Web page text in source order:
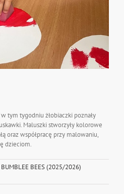
w tym tygodniu żłobiaczki poznały
Maluszki stworzyły kolorowe
oraz współpracę przy malowaniu,
dzieciom.
BEES (2025/2026)